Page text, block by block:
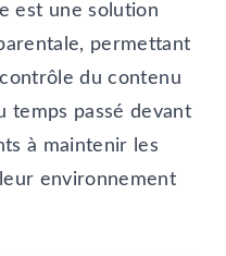
est une solution
permettant
du contenu
temps passé devant
à maintenir les
environnement